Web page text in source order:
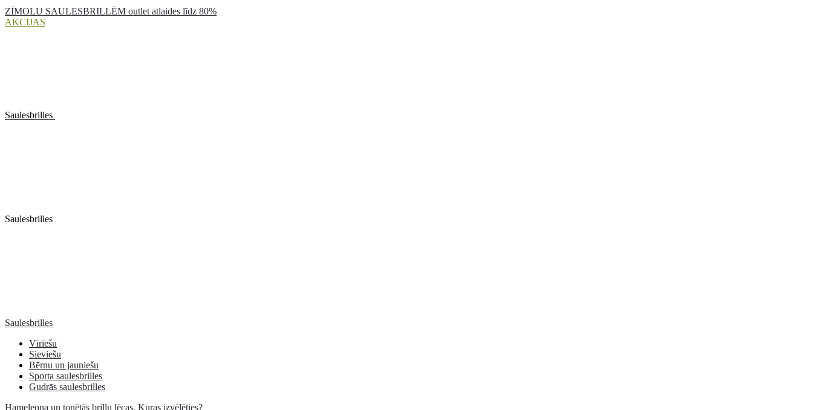
ZĪMOLU SAULESBRILLĒM outlet atlaides līdz 80%
AKCIJAS
Saulesbrilles
Saulesbrilles
Saulesbrilles
Vīriešu
Sieviešu
Bērnu un jauniešu
Sporta saulesbrilles
Gudrās saulesbrilles
Hameleona un tonētās briļļu lēcas. Kuras izvēlēties?